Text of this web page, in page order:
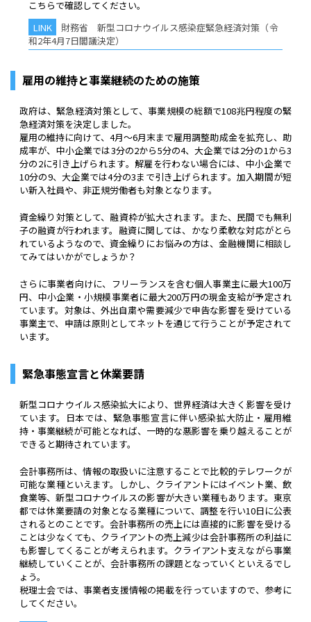
こちらで確認してください。
財務省 新型コロナウイルス感染症緊急経済対策（令
和2年4月7日閣議決定）
雇用の維持と事業継続のための施策
政府は、緊急経済対策として、事業規模の総額で108兆円程度の緊
急経済対策を決定しました。
雇用の維持に向けて、4月～6月末まで雇用調整助成金を拡充し、助
成率が、中小企業では3分の2から5分の4、大企業では2分の1から3
分の2に引き上げられます。解雇を行わない場合には、中小企業で
10分の9、大企業では4分の3まで引き上げられます。加入期間が短
い新入社員や、非正規労働者も対象となります。
資金繰り対策として、融資枠が拡大されます。また、民間でも無利
子の融資が行われます。融資に関しては、かなり柔軟な対応がとら
れているようなので、資金繰りにお悩みの方は、金融機関に相談し
てみてはいかがでしょうか？
さらに事業者向けに、フリーランスを含む個人事業主に最大100万
円、中小企業・小規模事業者に最大200万円の現金支給が予定され
ています。対象は、外出自粛や需要減少で申告な影響を受けている
事業主で、申請は原則としてネットを通じて行うことが予定されて
います。
緊急事態宣言と休業要請
新型コロナウイルス感染拡大により、世界経済は大きく影響を受け
ています。日本では、緊急事態宣言に伴い感染拡大防止・雇用維
持・事業継続が可能となれば、一時的な悪影響を乗り越えることが
できると期待されています。
会計事務所は、情報の取扱いに注意することで比較的テレワークが
可能な業種といえます。しかし、クライアントにはイベント業、飲
食業等、新型コロナウイルスの影響が大きい業種もあります。東京
都では休業要請の対象となる業種について、調整を行い10日に公表
されるとのことです。会計事務所の売上には直接的に影響を受ける
ことは少なくても、クライアントの売上減少は会計事務所の利益に
も影響してくることが考えられます。クライアント支えながら事業
継続していくことが、会計事務所の課題となっていくといえるでし
ょう。
税理士会では、事業者支援情報の掲載を行っていますので、参考に
してください。